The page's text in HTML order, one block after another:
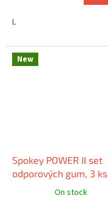
L
New
Spokey POWER II set
odporových gum, 3 ks
On stock